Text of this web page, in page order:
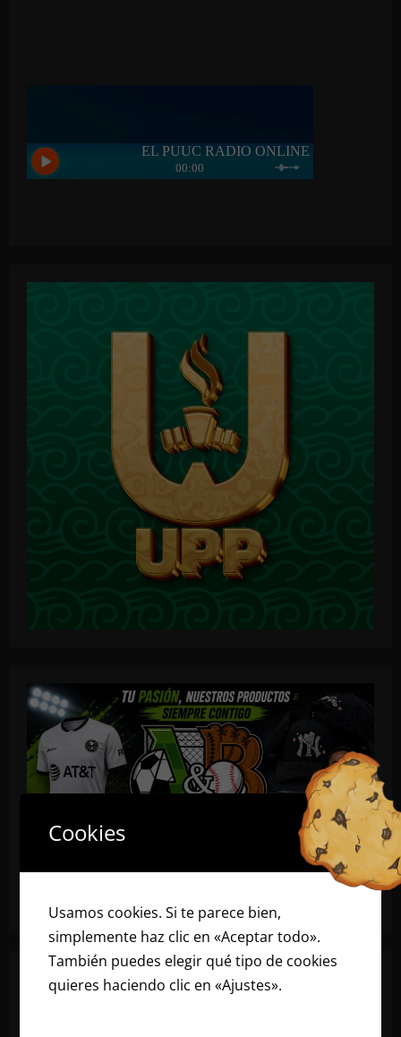
Cookies
Usamos cookies. Si te parece bien,
simplemente haz clic en «Aceptar todo».
También puedes elegir qué tipo de cookies
quieres haciendo clic en «Ajustes».